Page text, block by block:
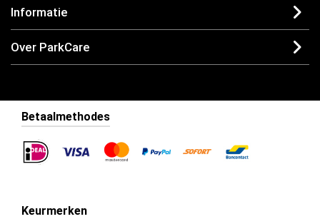
Informatie
Over ParkCare
Betaalmethodes
Keurmerken